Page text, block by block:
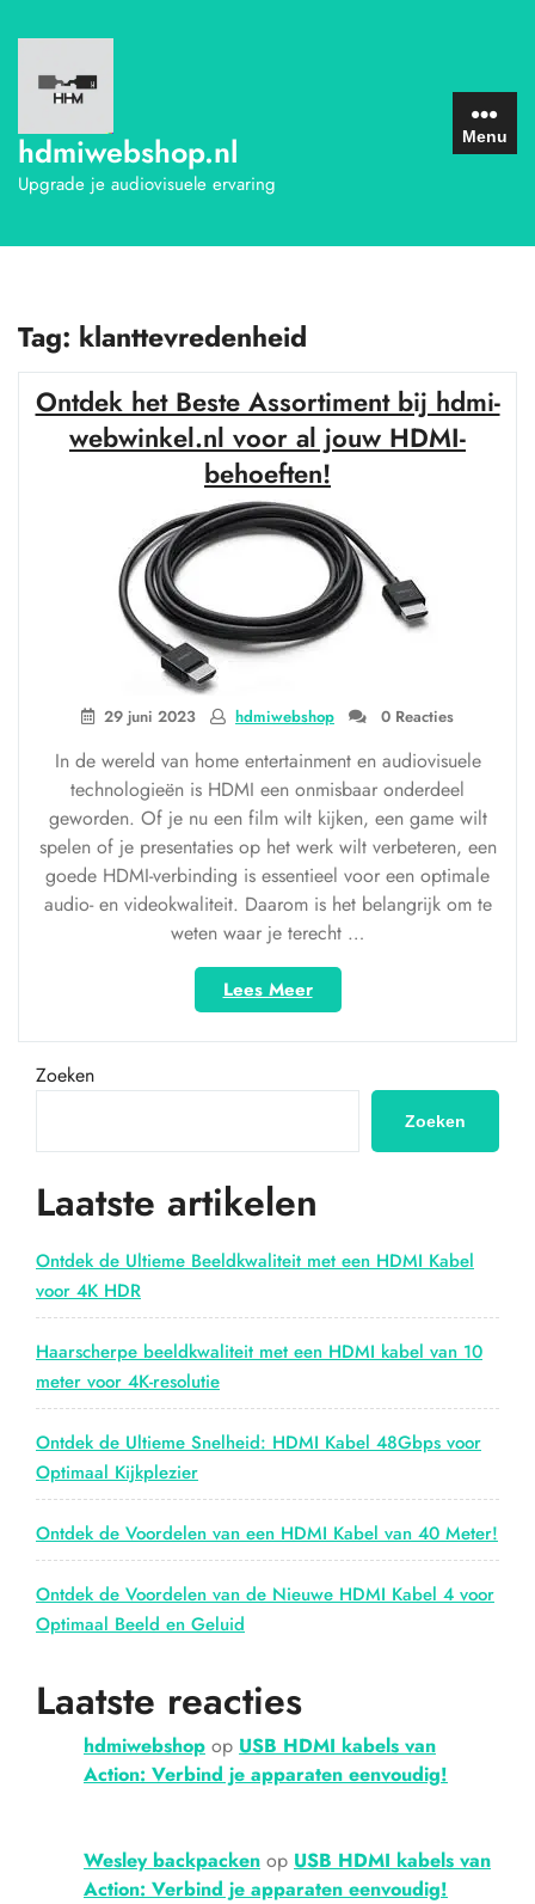
naar
inhoud
hdmiwebshop.nl
Upgrade je audiovisuele ervaring
Menu
Tag: klanttevredenheid
Ontdek het Beste Assortiment bij hdmi-
webwinkel.nl voor al jouw HDMI-
behoeften!
29 juni 2023 hdmiwebshop 0 Reacties
In de wereld van home entertainment en audiovisuele
technologieën is HDMI een onmisbaar onderdeel
geworden. Of je nu een film wilt kijken, een game wilt
spelen of je presentaties op het werk wilt verbeteren, een
goede HDMI-verbinding is essentieel voor een optimale
audio- en videokwaliteit. Daarom is het belangrijk om te
weten waar je terecht …
Lees Meer“Ontdek
het
Beste
bij
webwinkel.nl
al
HDMI-
behoeften!”
Zoeken
Zoeken
Laatste artikelen
Ontdek de Ultieme Beeldkwaliteit met een HDMI Kabel
voor 4K HDR
Haarscherpe beeldkwaliteit met een HDMI kabel van 10
meter voor 4K-resolutie
Ontdek de Ultieme Snelheid: HDMI Kabel 48Gbps voor
Optimaal Kijkplezier
Ontdek de Voordelen van een HDMI Kabel van 40 Meter!
Ontdek de Voordelen van de Nieuwe HDMI Kabel 4 voor
Optimaal Beeld en Geluid
Laatste reacties
hdmiwebshop op USB HDMI kabels van
Action: Verbind je apparaten eenvoudig!
Wesley backpacken op USB HDMI kabels van
Action: Verbind je apparaten eenvoudig!